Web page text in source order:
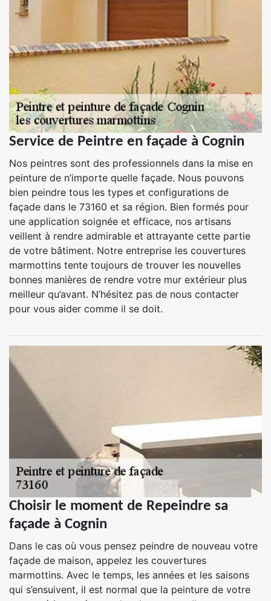
Service de Peintre en façade à Cognin
Nos peintres sont des professionnels dans la mise en
peinture de n’importe quelle façade. Nous pouvons
bien peindre tous les types et configurations de
façade dans le 73160 et sa région. Bien formés pour
une application soignée et efficace, nos artisans
veillent à rendre admirable et attrayante cette partie
de votre bâtiment. Notre entreprise les couvertures
marmottins tente toujours de trouver les nouvelles
bonnes manières de rendre votre mur extérieur plus
meilleur qu’avant. N’hésitez pas de nous contacter
pour vous aider comme il se doit.
Choisir le moment de Repeindre sa
façade à Cognin
Dans le cas où vous pensez peindre de nouveau votre
façade de maison, appelez les couvertures
marmottins. Avec le temps, les années et les saisons
qui s’ensuivent, il est normal que la peinture de votre